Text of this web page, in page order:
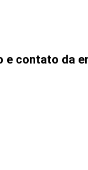
e contato da